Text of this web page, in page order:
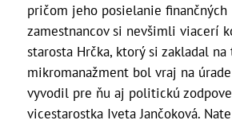
pričom jeho posielanie
zamestnancov si nevšimli viacerí
starosta Hrčka, ktorý si zakladal
mikromanažment bol vraj na
vyvodil pre ňu aj politickú
vicestarostka Iveta Jančoková.